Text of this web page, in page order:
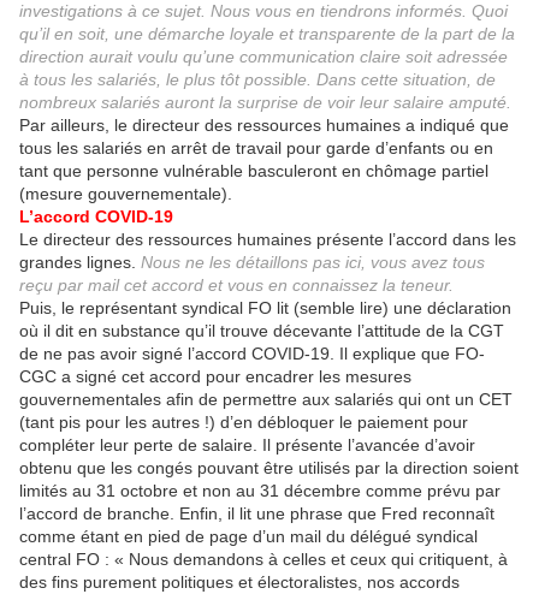
investigations à ce sujet. Nous vous en tiendrons informés. Quoi
qu’il en soit, une démarche loyale et transparente de la part de la
direction aurait voulu qu’une communication claire soit adressée
à tous les salariés, le plus tôt possible. Dans cette situation, de
nombreux salariés auront la surprise de voir leur salaire amputé.
Par ailleurs, le directeur des ressources humaines a indiqué que
tous les salariés en arrêt de travail pour garde d’enfants ou en
tant que personne vulnérable basculeront en chômage partiel
(mesure gouvernementale).
L’accord COVID-19
Le directeur des ressources humaines présente l’accord dans les
grandes lignes. Nous ne les détaillons pas ici, vous avez tous
reçu par mail cet accord et vous en connaissez la teneur.
Puis, le représentant syndical FO lit (semble lire) une déclaration
où il dit en substance qu’il trouve décevante l’attitude de la CGT
de ne pas avoir signé l’accord COVID-19. Il explique que FO-
CGC a signé cet accord pour encadrer les mesures
gouvernementales afin de permettre aux salariés qui ont un CET
(tant pis pour les autres !) d’en débloquer le paiement pour
compléter leur perte de salaire. Il présente l’avancée d’avoir
obtenu que les congés pouvant être utilisés par la direction soient
limités au 31 octobre et non au 31 décembre comme prévu par
l’accord de branche. Enfin, il lit une phrase que Fred reconnaît
comme étant en pied de page d’un mail du délégué syndical
central FO : « Nous demandons à celles et ceux qui critiquent, à
des fins purement politiques et électoralistes, nos accords